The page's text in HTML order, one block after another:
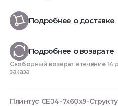
Подробнее о доставке
Подробнее о возврате
Свободный возврат в течение 14
заказа
Плинтус CE04-7x60x9-